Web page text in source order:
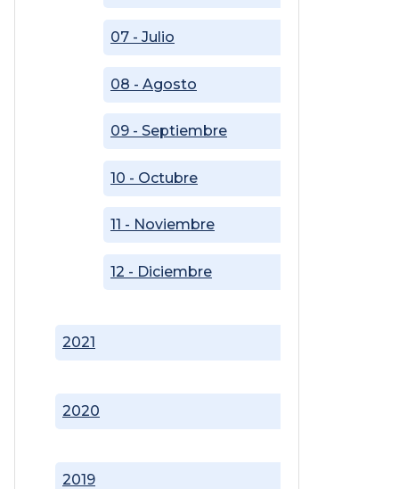
2019
2020
2021
07 - Julio
08 - Agosto
09 - Septiembre
10 - Octubre
11 - Noviembre
12 - Diciembre